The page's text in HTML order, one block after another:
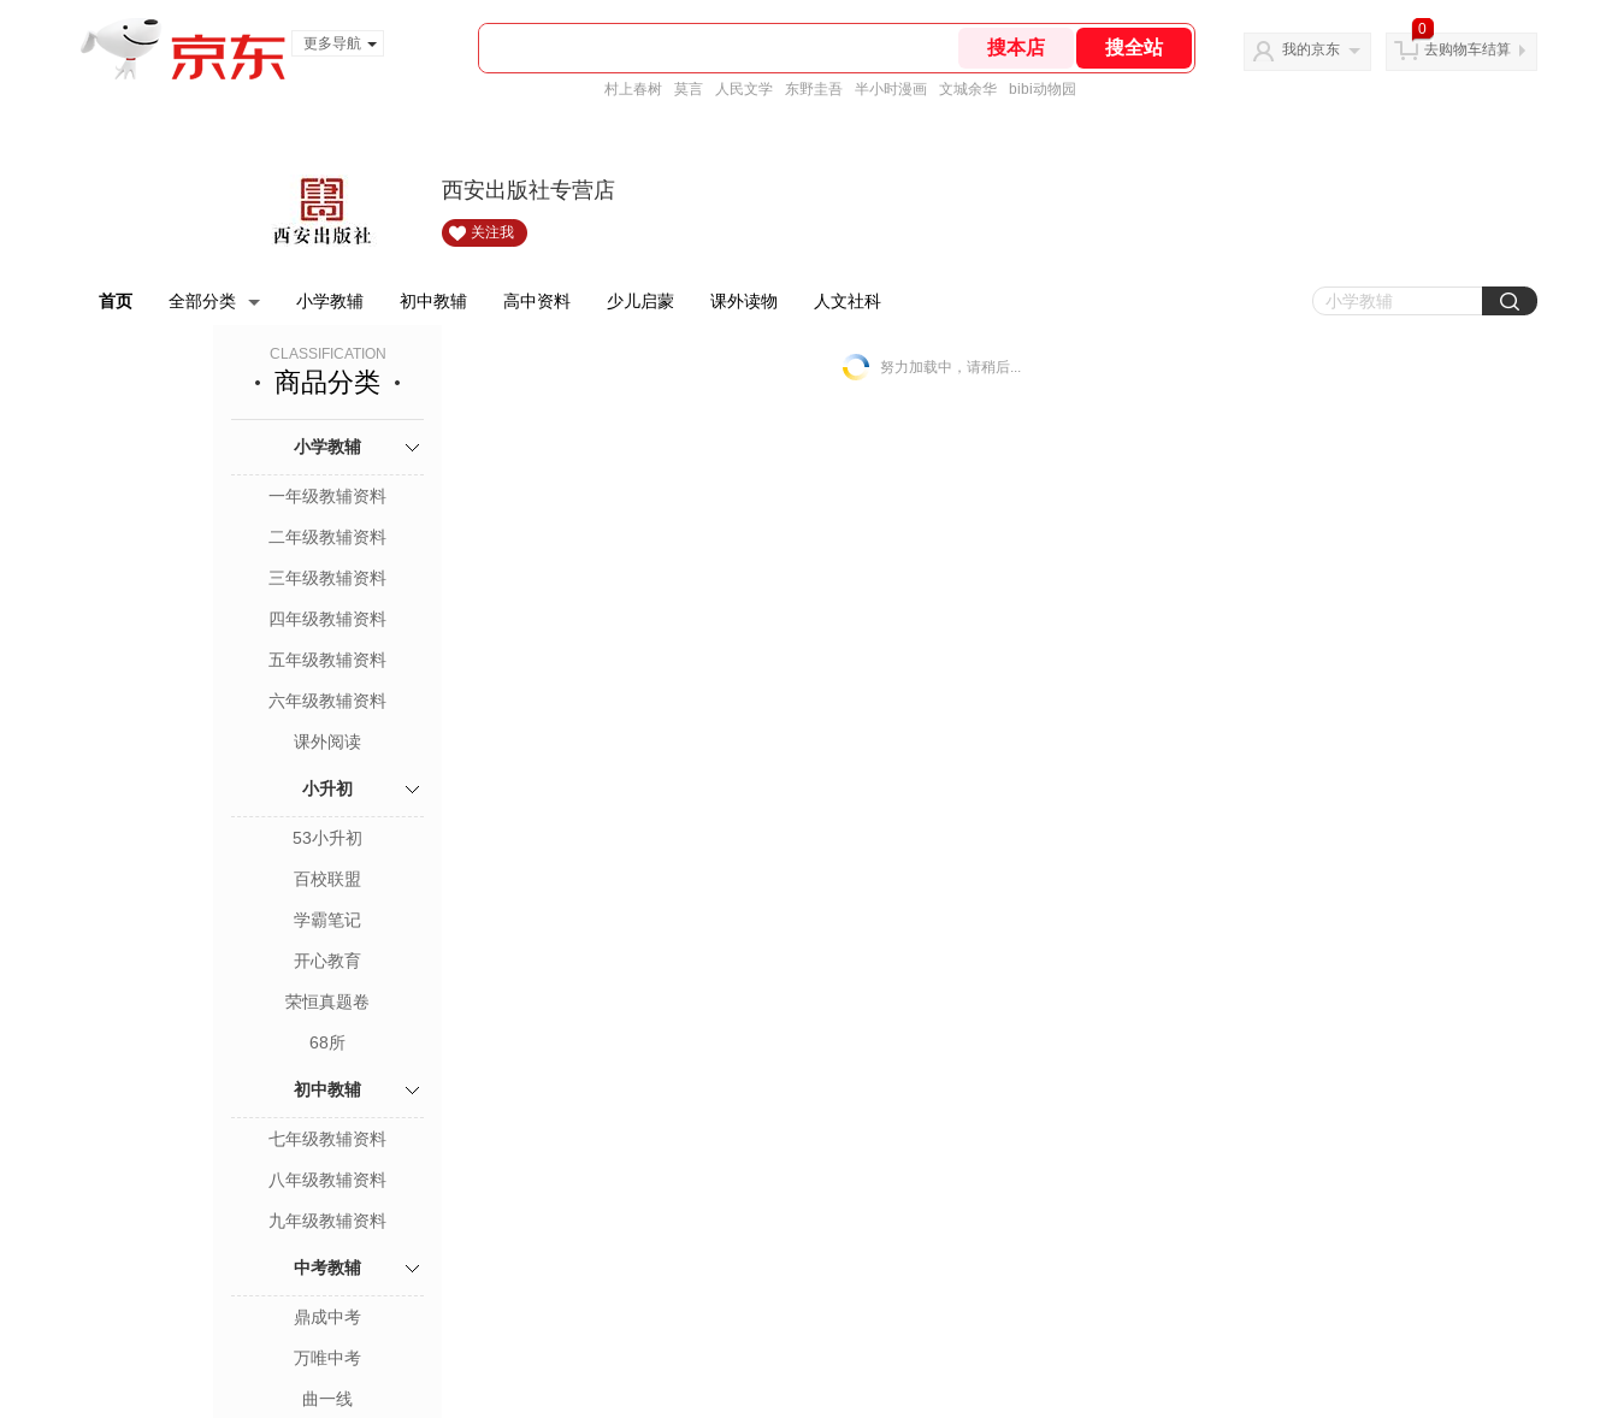
更多导航
村上春树 莫言 人民文学 东野圭吾 半小时漫画 文城余华 bibi动物园
我的京东
0
去购物车结算
西安出版社专营店
关注我
首页 全部分类 小学教辅 初中教辅 高中资料 少儿启蒙 课外读物 人文社科
CLASSIFICATION
商品分类
小学教辅
一年级教辅资料
二年级教辅资料
三年级教辅资料
四年级教辅资料
五年级教辅资料
六年级教辅资料
课外阅读
小升初
53小升初
百校联盟
学霸笔记
开心教育
荣恒真题卷
68所
初中教辅
七年级教辅资料
八年级教辅资料
九年级教辅资料
中考教辅
鼎成中考
万唯中考
曲一线
努力加载中，请稍后...